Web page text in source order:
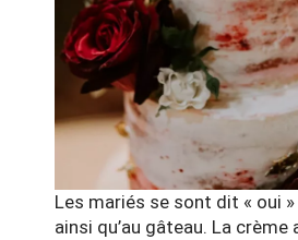
Les mariés se sont dit « oui »
ainsi qu’au gâteau. La crème